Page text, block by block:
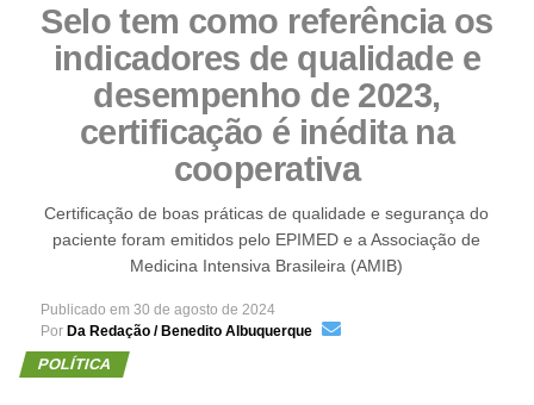
Selo tem como referência os
indicadores de qualidade e
desempenho de 2023,
certificação é inédita na
cooperativa
Certificação de boas práticas de qualidade e segurança do
paciente foram emitidos pelo EPIMED e a Associação de
Medicina Intensiva Brasileira (AMIB)
Publicado em 30 de agosto de 2024
Por Da Redação / Benedito Albuquerque
POLÍTICA